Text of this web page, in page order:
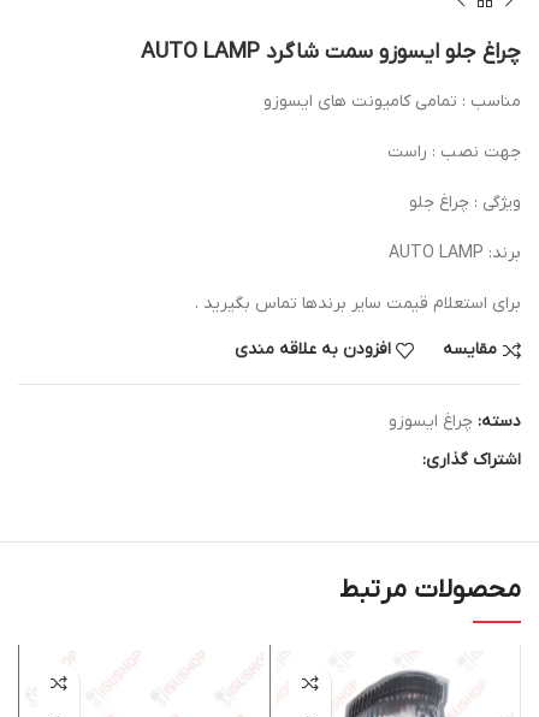
چراغ جلو ایسوزو سمت شاگرد AUTO LAMP
مناسب : تمامی کامیونت های ایسوزو
جهت نصب : راست
ویژگی : چراغ جلو
برند: AUTO LAMP
برای استعلام قیمت سایر برندها تماس بگیرید .
مقایسه افزودن به علاقه مندی
دسته: چراغ ایسوزو
اشتراک گذاری:
محصولات مرتبط